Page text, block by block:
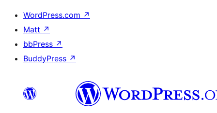
WordPress.com ↗
Matt ↗
bbPress ↗
BuddyPress ↗